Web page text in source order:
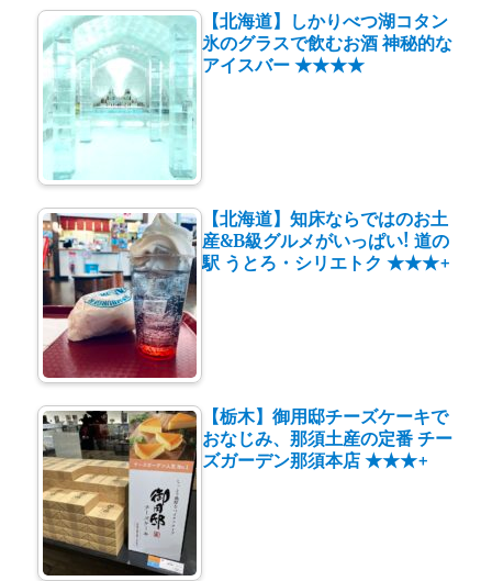
【北海道】しかりべつ湖コタン
氷のグラスで飲むお酒 神秘的な
アイスバー ★★★★
【北海道】知床ならではのお土
産&B級グルメがいっぱい! 道の
駅 うとろ・シリエトク ★★★+
【栃木】御用邸チーズケーキで
おなじみ、那須土産の定番 チー
ズガーデン那須本店 ★★★+